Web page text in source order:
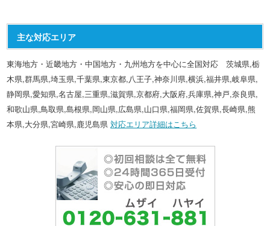
主な対応エリア
東海地方・近畿地方・中国地方・九州地方を中心に全国対応 茨城県,栃
木県,群馬県,埼玉県,千葉県,東京都,八王子,神奈川県,横浜,福井県,岐阜県,
静岡県,愛知県,名古屋,三重県,滋賀県,京都府,大阪府,兵庫県,神戸,奈良県,
和歌山県,鳥取県,島根県,岡山県,広島県,山口県,福岡県,佐賀県,長崎県,熊
本県,大分県,宮崎県,鹿児島県対応エリア詳細はこちら